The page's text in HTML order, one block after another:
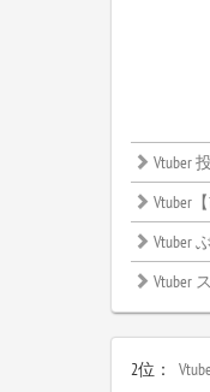
Vtuber
Vtuber【
Vtuber
Vtuber
2位：